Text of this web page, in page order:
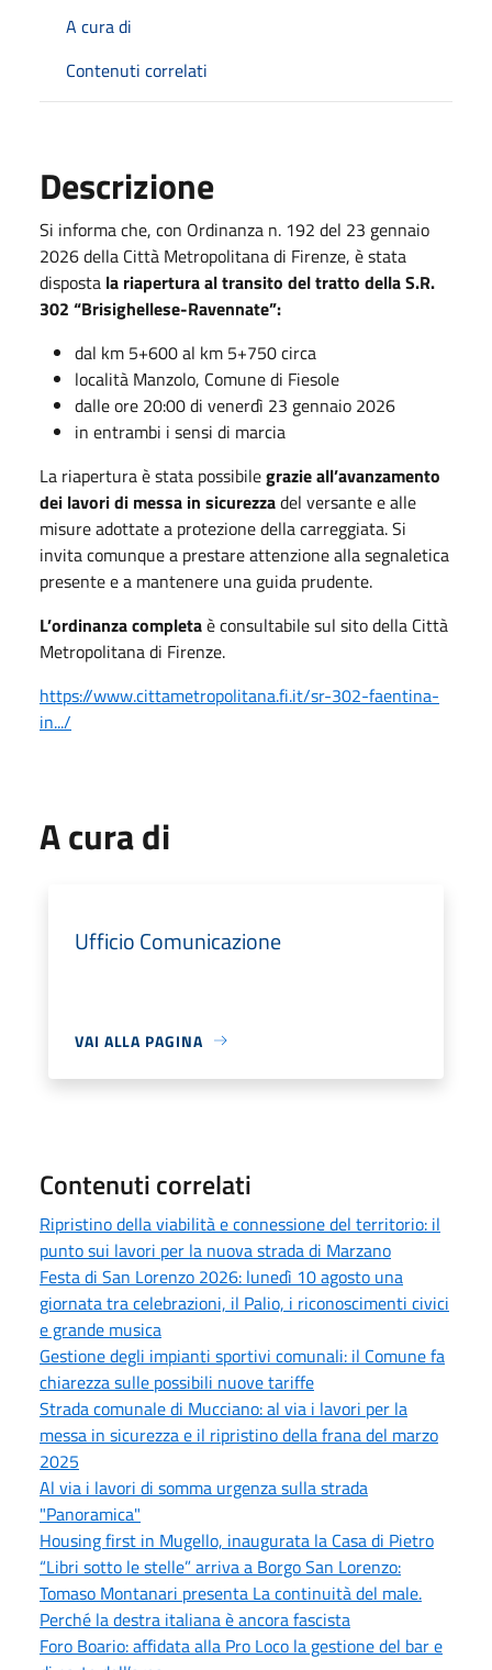
A cura di
Contenuti correlati
Descrizione
Si informa che, con Ordinanza n. 192 del 23 gennaio
2026 della Città Metropolitana di Firenze, è stata
disposta la riapertura al transito del tratto della S.R.
302 “Brisighellese-Ravennate”:
dal km 5+600 al km 5+750 circa
località Manzolo, Comune di Fiesole
dalle ore 20:00 di venerdì 23 gennaio 2026
in entrambi i sensi di marcia
La riapertura è stata possibilegrazie all’avanzamento
dei lavori di messa in sicurezzadel versante e alle
misure adottate a protezione della carreggiata. Si
invita comunque a prestare attenzione alla segnaletica
presente e a mantenere una guida prudente.
L’ordinanza completaè consultabile sul sito della Città
Metropolitana di Firenze.
https://www.cittametropolitana.fi.it/sr-302-faentina-
in.../
A cura di
Ufficio Comunicazione
VAI ALLA PAGINA
Contenuti correlati
Ripristino della viabilità e connessione del territorio: il
punto sui lavori per la nuova strada di Marzano
Festa di San Lorenzo 2026: lunedì 10 agosto una
giornata tra celebrazioni, il Palio, i riconoscimenti civici
e grande musica
Gestione degli impianti sportivi comunali: il Comune fa
chiarezza sulle possibili nuove tariffe
Strada comunale di Mucciano: al via i lavori per la
messa in sicurezza e il ripristino della frana del marzo
2025
Al via i lavori di somma urgenza sulla strada
"Panoramica"
Housing first in Mugello, inaugurata la Casa di Pietro
“Libri sotto le stelle” arriva a Borgo San Lorenzo:
Tomaso Montanari presenta La continuità del male.
Perché la destra italiana è ancora fascista
Foro Boario: affidata alla Pro Loco la gestione del bar e